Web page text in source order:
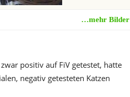
…mehr Bilder
positiv auf FiV getestet, hatte
negativ getesteten Katzen